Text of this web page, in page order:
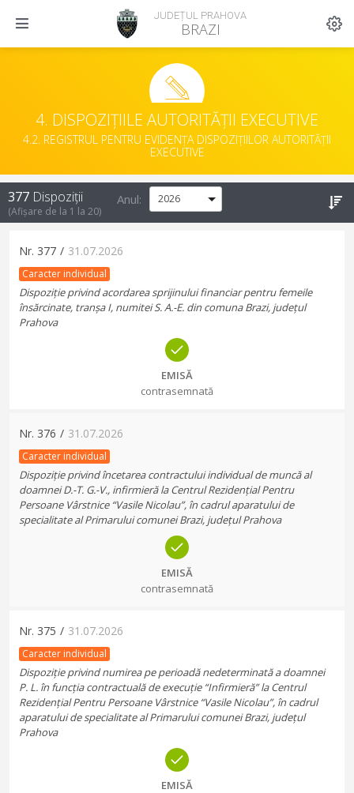
JUDEȚUL PRAHOVA
BRAZI
4. DISPOZIȚIILE AUTORITĂȚII EXECUTIVE
4.2. REGISTRUL PENTRU EVIDENȚA DISPOZIȚIILOR AUTORITĂȚII
EXECUTIVE
377 Dispoziții
(Afișare de la 1 la 20)
Anul:
Nr. 377 / 31.07.2026
Caracter individual
Dispoziție privind acordarea sprijinului financiar pentru femeile
însărcinate, tranșa I, numitei S. A.-E. din comuna Brazi, județul
Prahova
EMISĂ
contrasemnată
Nr. 376 / 31.07.2026
Caracter individual
Dispoziție privind încetarea contractului individual de muncă al
doamnei D.-T. G.-V., infirmieră la Centrul Rezidențial Pentru
Persoane Vârstnice “Vasile Nicolau”, în cadrul aparatului de
specialitate al Primarului comunei Brazi, județul Prahova
EMISĂ
contrasemnată
Nr. 375 / 31.07.2026
Caracter individual
Dispoziție privind numirea pe perioadă nedeterminată a doamnei
P. L. în funcția contractuală de execuție “Infirmieră” la Centrul
Rezidențial Pentru Persoane Vârstnice “Vasile Nicolau”, în cadrul
aparatului de specialitate al Primarului comunei Brazi, județul
Prahova
EMISĂ